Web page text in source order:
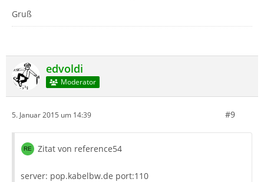
Gruß
edvoldi
Moderator
5. Januar 2015 um 14:39 #9
Zitat von reference54
server: pop.kabelbw.de port:110